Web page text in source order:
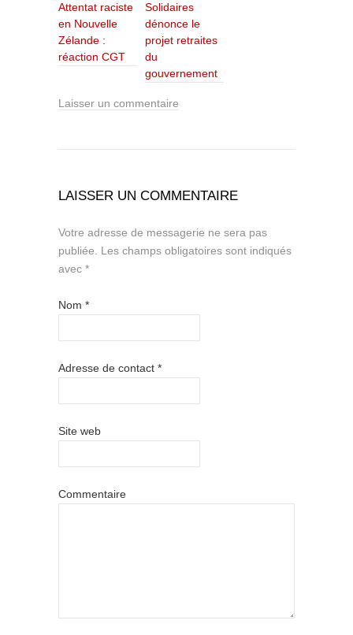
Attentat raciste
en Nouvelle
Zélande :
réaction CGT
Solidaires
dénonce le
projet retraites
du
gouvernement
Laisser un commentaire
LAISSER UN COMMENTAIRE
Votre adresse de messagerie ne sera pas
publiée. Les champs obligatoires sont indiqués
avec *
Nom *
Adresse de contact *
Site web
Commentaire